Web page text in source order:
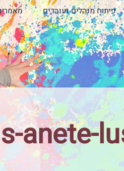
פיתוח מנהלים ועובדים
anete-